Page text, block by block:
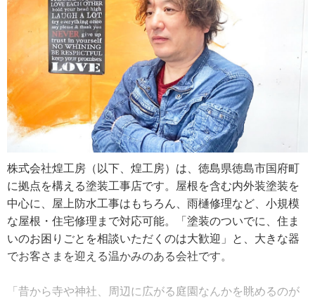
株式会社煌工房（以下、煌工房）は、徳島県徳島市国府町
に拠点を構える塗装工事店です。屋根を含む内外装塗装を
中心に、屋上防水工事はもちろん、雨樋修理など、小規模
な屋根・住宅修理まで対応可能。「塗装のついでに、住ま
いのお困りごとを相談いただくのは大歓迎」と、大きな器
でお客さまを迎える温かみのある会社です。
「昔から寺や神社、周辺に広がる庭園なんかを眺めるのが